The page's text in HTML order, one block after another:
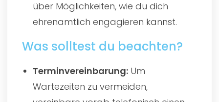
über Möglichkeiten, wie du dich
ehrenamtlich engagieren kannst.
Was solltest du beachten?
Terminvereinbarung: Um
Wartezeiten zu vermeiden,